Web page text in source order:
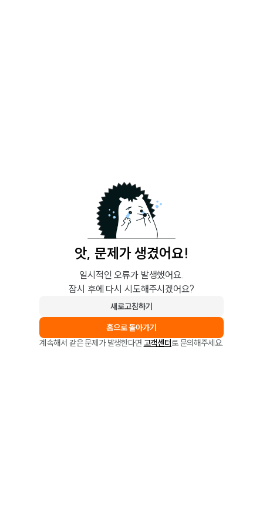
앗, 문제가 생겼어요!
일시적인 오류가 발생했어요.
잠시 후에 다시 시도해주시겠어요?
새로고침하기
홈으로 돌아가기
계속해서 같은 문제가 발생한다면 고객센터로 문의해주세요.